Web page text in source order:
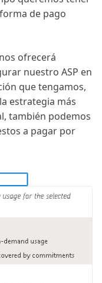
de pago
ofrecerá
nuestro ASP en
que tengamos,
estrategia más
también podemos
a pagar por